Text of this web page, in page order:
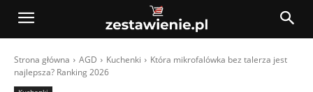
Strona główna AGD Kuchenki
Która mikrofalówka bez talerza jest
najlepsza? Ranking 2026